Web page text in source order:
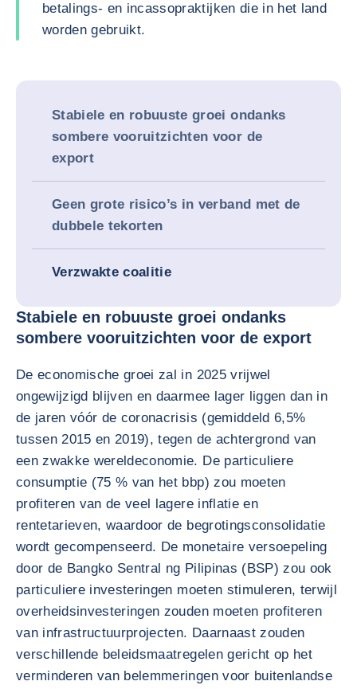
betalings- en incassopraktijken die in het land
worden gebruikt.
Stabiele en robuuste groei ondanks
sombere vooruitzichten voor de
export
Geen grote risico’s in verband met de
dubbele tekorten
Verzwakte coalitie
Stabiele en robuuste groei ondanks
sombere vooruitzichten voor de export
De economische groei zal in 2025 vrijwel
ongewijzigd blijven en daarmee lager liggen dan in
de jaren vóór de coronacrisis (gemiddeld 6,5%
tussen 2015 en 2019), tegen de achtergrond van
een zwakke wereldeconomie. De particuliere
consumptie (75 % van het bbp) zou moeten
profiteren van de veel lagere inflatie en
rentetarieven, waardoor de begrotingsconsolidatie
wordt gecompenseerd. De monetaire versoepeling
door de Bangko Sentral ng Pilipinas (BSP) zou ook
particuliere investeringen moeten stimuleren, terwijl
overheidsinvesteringen zouden moeten profiteren
van infrastructuurprojecten. Daarnaast zouden
verschillende beleidsmaatregelen gericht op het
verminderen van belemmeringen voor buitenlandse